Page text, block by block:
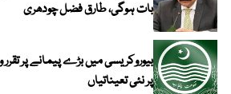
بات ہوگی، طارق فضل چودھری
بیوروکریسی میں بڑے پیمانے پر
پر نئی تعیناتیاں